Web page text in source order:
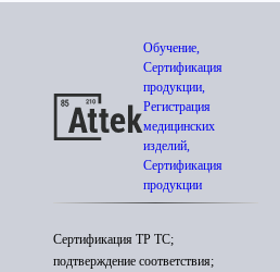
Обучение,
Сертификация
продукции,
Регистрация
медицинских
изделий,
Сертификация
продукции
Сертификация ТР ТС;
подтверждение соответствия;